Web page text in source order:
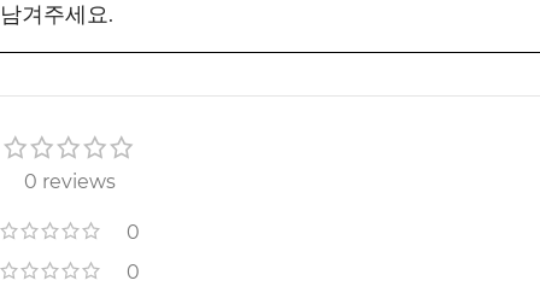
남겨주세요.
0 reviews
0
0